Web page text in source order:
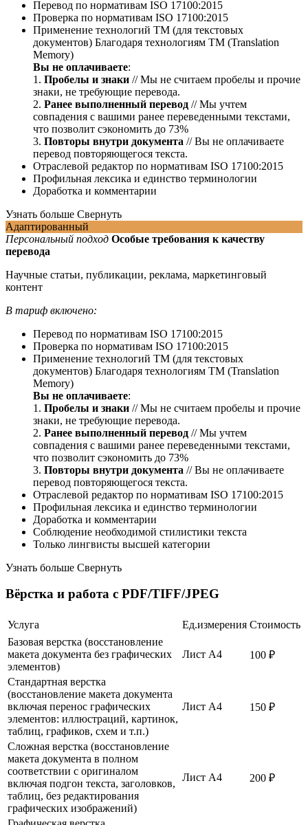
Перевод по нормативам ISO 17100:2015
Проверка по нормативам ISO 17100:2015
Применение технологий ТМ (для текстовых
документов) Благодаря технологиям ТМ (Translation
Memory)
Вы не оплачиваете:
1. Пробелы и знаки // Мы не считаем пробелы и прочие
знаки, не требующие перевода.
2. Ранее выполненный перевод // Мы учтем
совпадения с вашими ранее переведенными текстами,
что позволит сэкономить до 73%
3. Повторы внутри документа // Вы не оплачиваете
перевод повторяющегося текста.
Отраслевой редактор по нормативам ISO 17100:2015
Профильная лексика и единство терминологии
Доработка и комментарии
Узнать больше Свернуть
Адаптированный
Персональный подход Особые требования к качеству
перевода
Научные статьи, публикации, реклама, маркетинговый
контент
В тариф включено:
Перевод по нормативам ISO 17100:2015
Проверка по нормативам ISO 17100:2015
Применение технологий ТМ (для текстовых
документов) Благодаря технологиям ТМ (Translation
Memory)
Вы не оплачиваете:
1. Пробелы и знаки // Мы не считаем пробелы и прочие
знаки, не требующие перевода.
2. Ранее выполненный перевод // Мы учтем
совпадения с вашими ранее переведенными текстами,
что позволит сэкономить до 73%
3. Повторы внутри документа // Вы не оплачиваете
перевод повторяющегося текста.
Отраслевой редактор по нормативам ISO 17100:2015
Профильная лексика и единство терминологии
Доработка и комментарии
Соблюдение необходимой стилистики текста
Только лингвисты высшей категории
Узнать больше Свернуть
Вёрстка и работа с PDF/TIFF/JPEG
Услуга Ед.измерения Стоимость
Базовая верстка (восстановление
макета документа без графических
элементов)
Лист А4 100 ₽
Стандартная верстка
(восстановление макета документа
включая перенос графических
элементов: иллюстраций, картинок,
таблиц, графиков, схем и т.п.)
Лист А4 150 ₽
Сложная верстка (восстановление
макета документа в полном
соответствии с оригиналом
включая подгон текста, заголовков,
таблиц, без редактирования
графических изображений)
Лист А4 200 ₽